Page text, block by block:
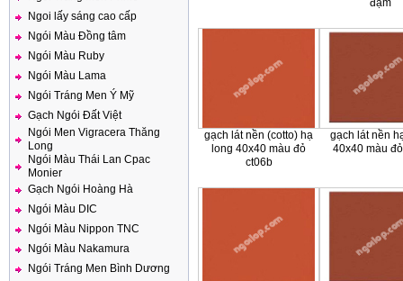
Ngoi lấy sáng cao cấp
Ngói Màu Đồng tâm
Ngói Màu Ruby
Ngói Màu Lama
Ngói Tráng Men Ý Mỹ
Gạch Ngói Đất Việt
Ngói Men Vigracera Thăng
Long
Ngói Màu Thái Lan Cpac
Monier
Gạch Ngói Hoàng Hà
Ngói Màu DIC
Ngói Màu Nippon TNC
Ngói Màu Nakamura
Ngói Tráng Men Bình Dương
đậm
gạch lát nền (cotto) hạ
long 40x40 màu đỏ
ct06b
gạch lát nền
40x40 màu